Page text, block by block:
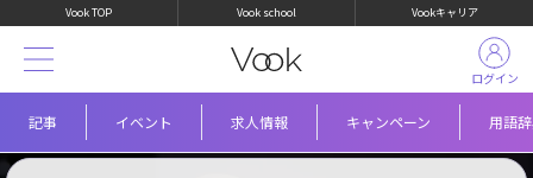
Vook TOP Vook school Vookキャリア
記事 イベント 求人情報 キャンペーン 用語
ログイン